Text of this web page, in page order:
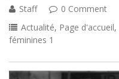
Staff
0 Comment
Actualité, Page d'accueil,
féminines 1